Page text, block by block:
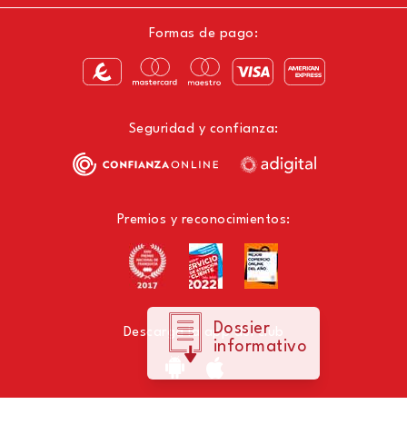
Formas de pago:
Seguridad y confianza:
Premios y reconocimientos:
Descarga la app del club
Dossier
informativo